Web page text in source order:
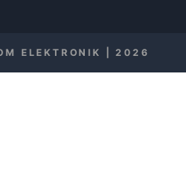
ELEKTRONIK |2026